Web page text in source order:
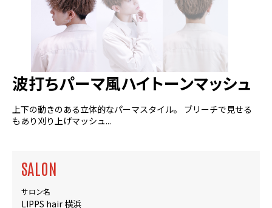
波打ちパーマ風ハイトーンマッシュ
上下の動きのある立体的なパーマスタイル。 ブリーチで見せる
もあり刈り上げマッシュ...
SALON
サロン名
LIPPS hair 横浜